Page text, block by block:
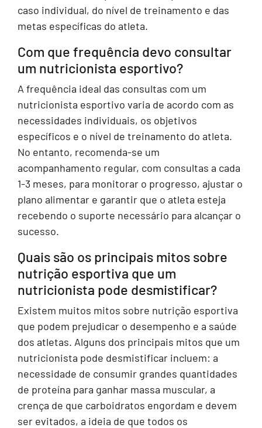
caso individual, do nível de treinamento e das
metas específicas do atleta.
Com que frequência devo consultar
um nutricionista esportivo?
A frequência ideal das consultas com um
nutricionista esportivo varia de acordo com as
necessidades individuais, os objetivos
específicos e o nível de treinamento do atleta.
No entanto, recomenda-se um
acompanhamento regular, com consultas a cada
1-3 meses, para monitorar o progresso, ajustar o
plano alimentar e garantir que o atleta esteja
recebendo o suporte necessário para alcançar o
sucesso.
Quais são os principais mitos sobre
nutrição esportiva que um
nutricionista pode desmistificar?
Existem muitos mitos sobre nutrição esportiva
que podem prejudicar o desempenho e a saúde
dos atletas. Alguns dos principais mitos que um
nutricionista pode desmistificar incluem: a
necessidade de consumir grandes quantidades
de proteína para ganhar massa muscular, a
crença de que carboidratos engordam e devem
ser evitados, a ideia de que todos os